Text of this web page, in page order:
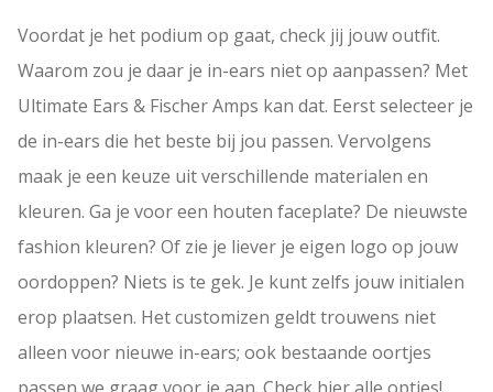
Voordat je het podium op gaat, check jij jouw outfit.
Waarom zou je daar je in-ears niet op aanpassen? Met
Ultimate Ears & Fischer Amps kan dat. Eerst selecteer je
de in-ears die het beste bij jou passen. Vervolgens
maak je een keuze uit verschillende materialen en
kleuren. Ga je voor een houten faceplate? De nieuwste
fashion kleuren? Of zie je liever je eigen logo op jouw
oordoppen? Niets is te gek. Je kunt zelfs jouw initialen
erop plaatsen. Het customizen geldt trouwens niet
alleen voor nieuwe in-ears; ook bestaande oortjes
passen we graag voor je aan. Check hier alle opties!